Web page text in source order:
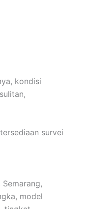
kondisi
survei
model